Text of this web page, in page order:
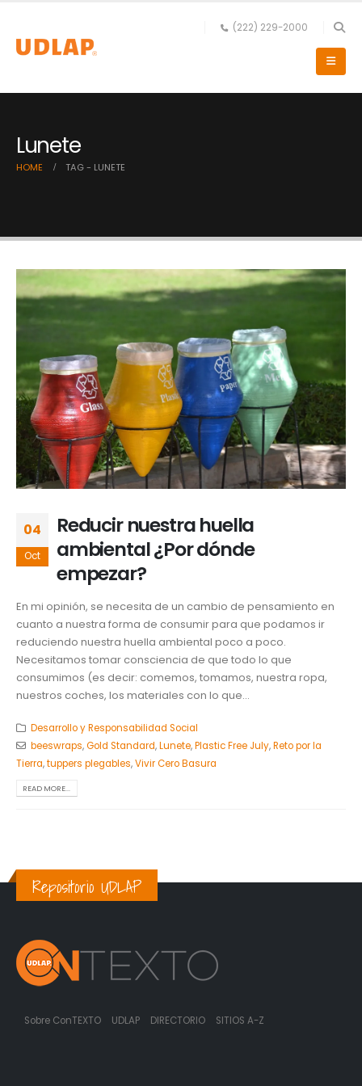
(222) 229-2000
Lunete
HOME TAG - LUNETE
04
Oct
Reducir nuestra huella
ambiental ¿Por dónde
empezar?
En mi opinión, se necesita de un cambio de pensamiento en
cuanto a nuestra forma de consumir para que podamos ir
reduciendo nuestra huella ambiental poco a poco.
Necesitamos tomar consciencia de que todo lo que
consumimos (es decir: comemos, tomamos, nuestra ropa,
nuestros coches, los materiales con lo que...
Desarrollo y Responsabilidad Social
beeswraps,Gold Standard,Lunete,Plastic Free July,Reto por la
Tierra,tuppers plegables,Vivir Cero Basura
READ MORE...
Repositorio UDLAP
Sobre ConTEXTO UDLAP DIRECTORIO SITIOS A-Z